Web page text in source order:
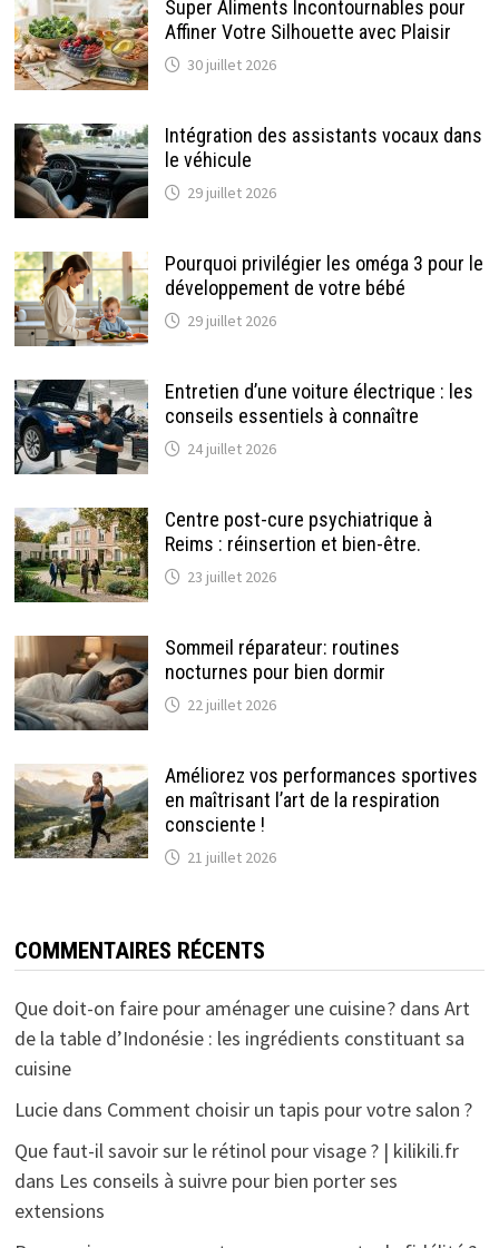
Super Aliments Incontournables pour
Affiner Votre Silhouette avec Plaisir
30 juillet 2026
Intégration des assistants vocaux dans
le véhicule
29 juillet 2026
Pourquoi privilégier les oméga 3 pour le
développement de votre bébé
29 juillet 2026
Entretien d’une voiture électrique : les
conseils essentiels à connaître
24 juillet 2026
Centre post-cure psychiatrique à
Reims : réinsertion et bien-être.
23 juillet 2026
Sommeil réparateur: routines
nocturnes pour bien dormir
22 juillet 2026
Améliorez vos performances sportives
en maîtrisant l’art de la respiration
consciente !
21 juillet 2026
COMMENTAIRES RÉCENTS
Que doit-on faire pour aménager une cuisine ?dans Art
de la table d’Indonésie : les ingrédients constituant sa
cuisine
Luciedans Comment choisir un tapis pour votre salon ?
Que faut-il savoir sur le rétinol pour visage ? | kilikili.fr
dans Les conseils à suivre pour bien porter ses
extensions